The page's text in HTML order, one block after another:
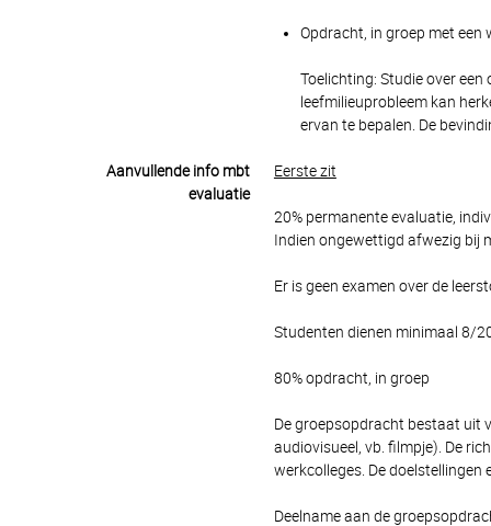
Opdracht, in groep met een
Toelichting: Studie over
leefmilieuprobleem kan
ervan te bepalen. De
Aanvullende info mbt
evaluatie
Eerste zit
20% permanente evaluatie,
Indien ongewettigd afwezig bij
Er is geen examen over de
Studenten dienen minimaal 8/
80% opdracht, in groep
De groepsopdracht bestaat uit
audiovisueel, vb. filmpje). De
werkcolleges. De doelstellingen
Deelname aan de